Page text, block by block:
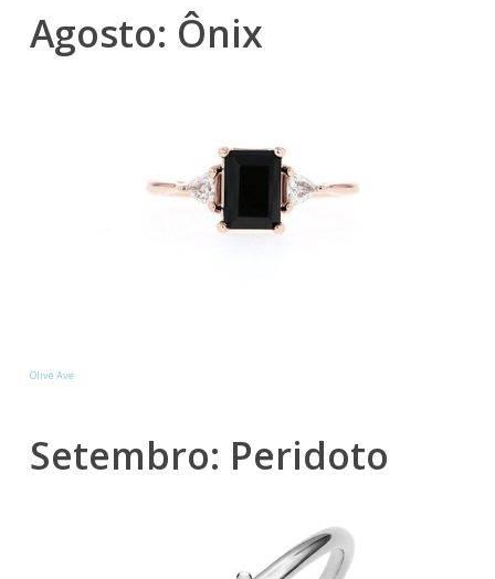
Agosto: Ônix
Olive Ave
Setembro: Peridoto